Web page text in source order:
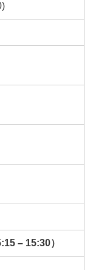
– 15:30）